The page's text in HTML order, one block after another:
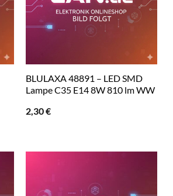
BLULAXA 48891 – LED SMD
Lampe C35 E14 8W 810 lm WW
2,30€